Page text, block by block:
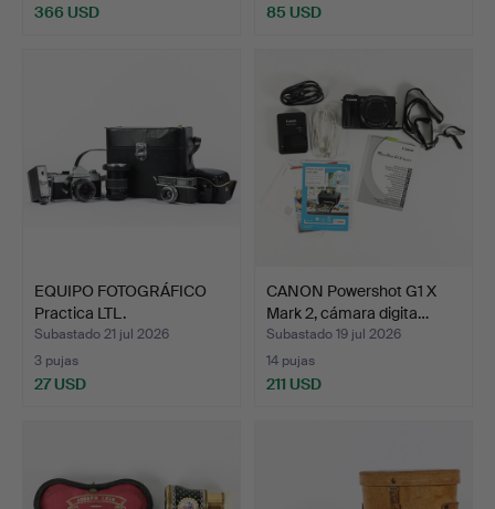
366 USD 85 USD
EQUIPO FOTOGRÁFICO
Practica LTL.
Subastado 21 jul 2026
3 pujas
27 USD
CANON Powershot G1 X
Mark 2, cámara digita…
Subastado 19 jul 2026
14 pujas
211 USD